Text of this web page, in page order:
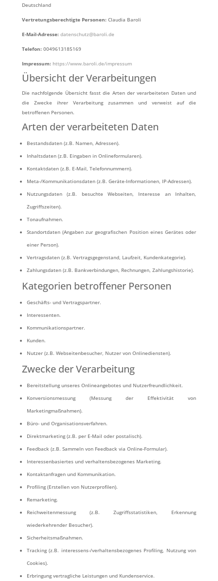
Deutschland
Vertretungsberechtigte Personen:Claudia Baroli
E-Mail-Adresse: datenschutz@baroli.de
Telefon:0049613185169
Impressum: https://www.baroli.de/impressum
Übersicht der Verarbeitungen
Die nachfolgende Übersicht fasst die Arten der verarbeiteten Daten und
die Zwecke ihrer Verarbeitung zusammen und verweist auf die
betroffenen Personen.
Arten der verarbeiteten Daten
Bestandsdaten (z.B. Namen, Adressen).
Inhaltsdaten (z.B. Eingaben in Onlineformularen).
Kontaktdaten (z.B. E-Mail, Telefonnummern).
Meta-/Kommunikationsdaten (z.B. Geräte-Informationen, IP-Adressen).
Nutzungsdaten (z.B. besuchte Webseiten, Interesse an Inhalten,
Zugriffszeiten).
Tonaufnahmen.
Standortdaten (Angaben zur geografischen Position eines Gerätes oder
einer Person).
Vertragsdaten (z.B. Vertragsgegenstand, Laufzeit, Kundenkategorie).
Zahlungsdaten (z.B. Bankverbindungen, Rechnungen, Zahlungshistorie).
Kategorien betroffener Personen
Geschäfts- und Vertragspartner.
Interessenten.
Kommunikationspartner.
Kunden.
Nutzer (z.B. Webseitenbesucher, Nutzer von Onlinediensten).
Zwecke der Verarbeitung
Bereitstellung unseres Onlineangebotes und Nutzerfreundlichkeit.
Konversionsmessung (Messung der Effektivität von
Marketingmaßnahmen).
Büro- und Organisationsverfahren.
Direktmarketing (z.B. per E-Mail oder postalisch).
Feedback (z.B. Sammeln von Feedback via Online-Formular).
Interessenbasiertes und verhaltensbezogenes Marketing.
Kontaktanfragen und Kommunikation.
Profiling (Erstellen von Nutzerprofilen).
Remarketing.
Reichweitenmessung (z.B. Zugriffsstatistiken, Erkennung
wiederkehrender Besucher).
Sicherheitsmaßnahmen.
Tracking (z.B. interessens-/verhaltensbezogenes Profiling, Nutzung von
Cookies).
Erbringung vertragliche Leistungen und Kundenservice.